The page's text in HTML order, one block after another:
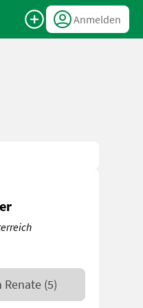
Anmelden
Renate (5)